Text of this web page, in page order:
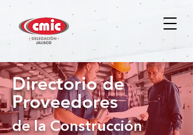
Directorio de
Proveedores
de la Construcción